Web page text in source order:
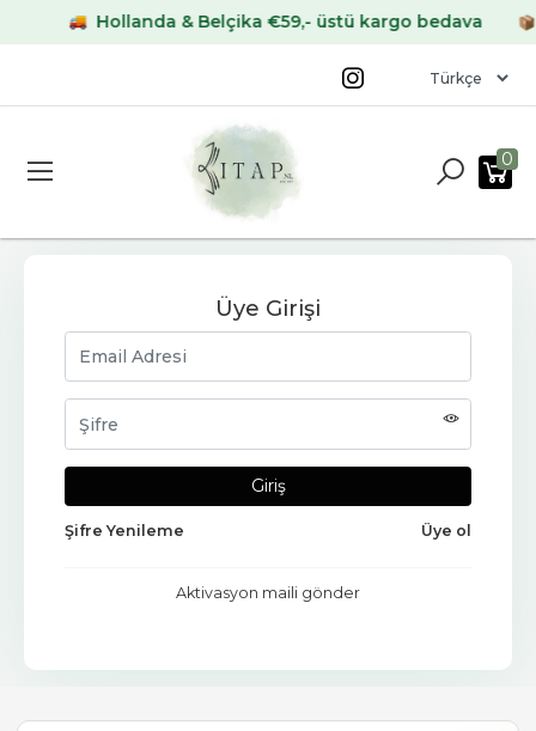
Hollanda & Belçika €59,- üstü kargo bedava
0
Üye Girişi
Şifre Yenileme Üye ol
Aktivasyon maili gönder